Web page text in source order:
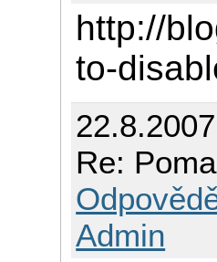
http://
to-
Re:
Admin